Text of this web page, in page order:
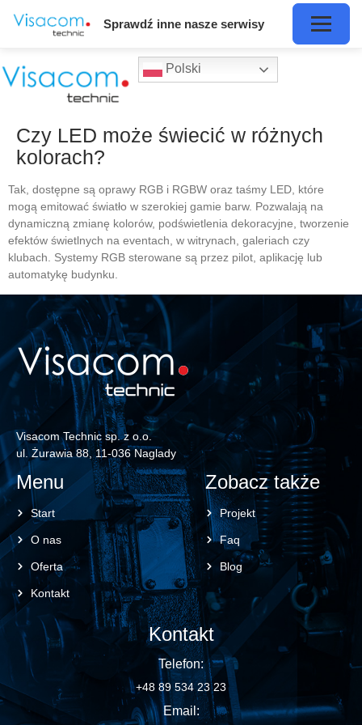
Polski
Czy LED może świecić w różnych
kolorach?
Tak, dostępne są oprawy RGB i RGBW oraz taśmy LED, które
mogą emitować światło w szerokiej gamie barw. Pozwalają na
dynamiczną zmianę kolorów, podświetlenia dekoracyjne, tworzenie
efektów świetlnych na eventach, w witrynach, galeriach czy
klubach. Systemy RGB sterowane są przez pilot, aplikację lub
automatykę budynku.
Visacom Technic sp. z o.o.
ul. Żurawia 88, 11-036 Naglady
Menu
Start
O nas
Oferta
Kontakt
Zobacz także
Projekt
Faq
Blog
Kontakt
Telefon:
+48 89 534 23 23
Email:
Sprawdź inne nasze serwisy